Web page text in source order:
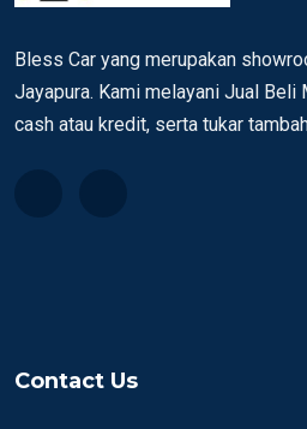
Bless Car yang merupakan
Jayapura. Kami melayani Jual Beli
cash atau kredit, serta tukar
Contact Us